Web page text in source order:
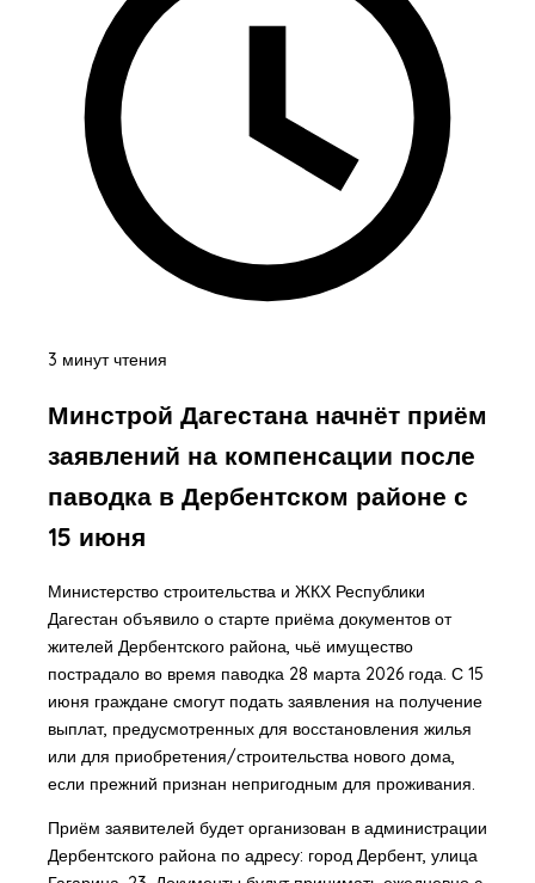
3 минут чтения
Минстрой Дагестана начнёт приём
заявлений на компенсации после
паводка в Дербентском районе с
15 июня
Министерство строительства и ЖКХ Республики
Дагестан объявило о старте приёма документов от
жителей Дербентского района, чьё имущество
пострадало во время паводка 28 марта 2026 года. С 15
июня граждане смогут подать заявления на получение
выплат, предусмотренных для восстановления жилья
или для приобретения/строительства нового дома,
если прежний признан непригодным для проживания.
Приём заявителей будет организован в администрации
Дербентского района по адресу: город Дербент, улица